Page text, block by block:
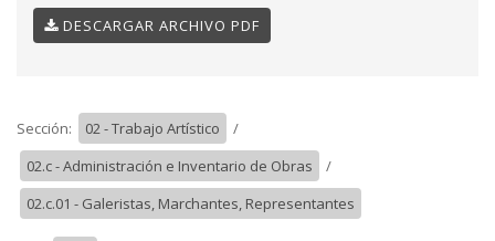
DESCARGAR ARCHIVO PDF
Sección: 02 - Trabajo Artístico
/
02.c - Administración e Inventario de Obras
/
02.c.01 - Galeristas, Marchantes, Representantes